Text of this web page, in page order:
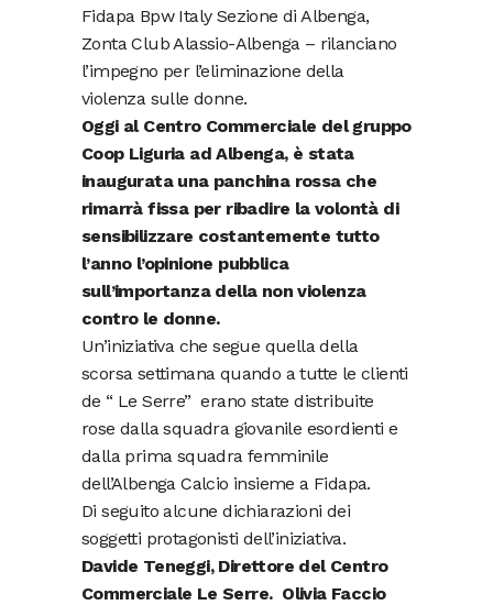
Fidapa Bpw Italy Sezione di Albenga,
Zonta Club Alassio-Albenga – rilanciano
l’impegno per l’eliminazione della
violenza sulle donne.
Oggi al Centro Commerciale del gruppo
Coop Liguria ad Albenga, è stata
inaugurata una panchina rossa che
rimarrà fissa per ribadire la volontà di
sensibilizzare costantemente tutto
l’anno l’opinione pubblica
sull’importanza della non violenza
contro le donne.
Un’iniziativa che segue quella della
scorsa settimana quando a tutte le clienti
de “ Le Serre” erano state distribuite
rose dalla squadra giovanile esordienti e
dalla prima squadra femminile
dell’Albenga Calcio insieme a Fidapa.
Di seguito alcune dichiarazioni dei
soggetti protagonisti dell’iniziativa.
Davide Teneggi, Direttore del Centro
Commerciale Le Serre. Olivia Faccio